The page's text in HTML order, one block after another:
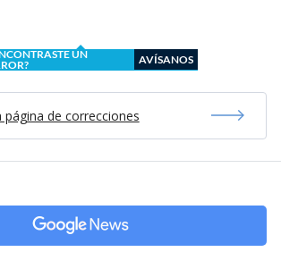
UN
AVÍSANOS
página de correcciones